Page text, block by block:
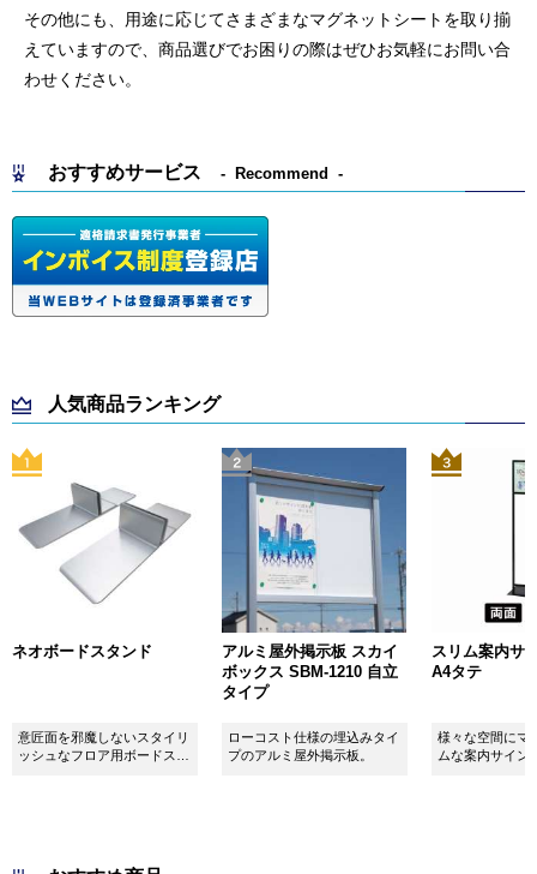
その他にも、用途に応じてさまざまなマグネットシートを取り揃
えていますので、商品選びでお困りの際はぜひお気軽にお問い合
わせください。
おすすめサービス Recommend
人気商品ランキング
ネオボードスタンド
意匠面を邪魔しないスタイリ
ッシュなフロア用ボードスタ
アルミ屋外掲示板 スカイ
ボックス SBM-1210 自立
タイプ
ローコスト仕様の埋込みタイ
プのアルミ屋外掲示板。
スリム案内サ
A4タテ
様々な空間にマ
ムな案内サイン